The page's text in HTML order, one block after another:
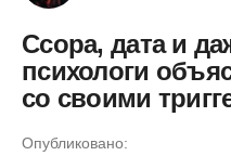
Ссора, дата и
психологи
со своими
Опубликовано: